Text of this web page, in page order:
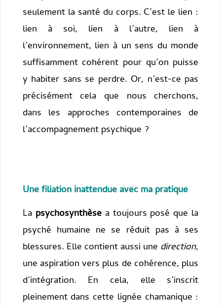
seulement la santé du corps. C’est le lien :
lien à soi, lien à l’autre, lien à
l’environnement, lien à un sens du monde
suffisamment cohérent pour qu’on puisse
y habiter sans se perdre. Or, n’est-ce pas
précisément cela que nous cherchons,
dans les approches contemporaines de
l’accompagnement psychique ?
Une filiation inattendue avec ma pratique
La psychosynthèsea toujours posé que la
psyché humaine ne se réduit pas à ses
blessures. Elle contient aussi une direction,
une aspiration vers plus de cohérence, plus
d’intégration. En cela, elle s’inscrit
pleinement dans cette lignée chamanique :